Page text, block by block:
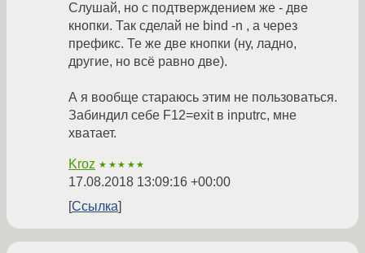
Слушай, но с подтверждением же - две
кнопки. Так сделай не bind -n , а через
префикс. Те же две кнопки (ну, ладно,
другие, но всё равно две).
А я вообще стараюсь этим не пользоваться.
Забиндил себе F12=exit в inputrc, мне
хватает.
Kroz ★★★★★
17.08.2018 13:09:16 +00:00
Ссылка